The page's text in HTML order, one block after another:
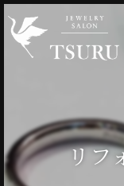
リフ